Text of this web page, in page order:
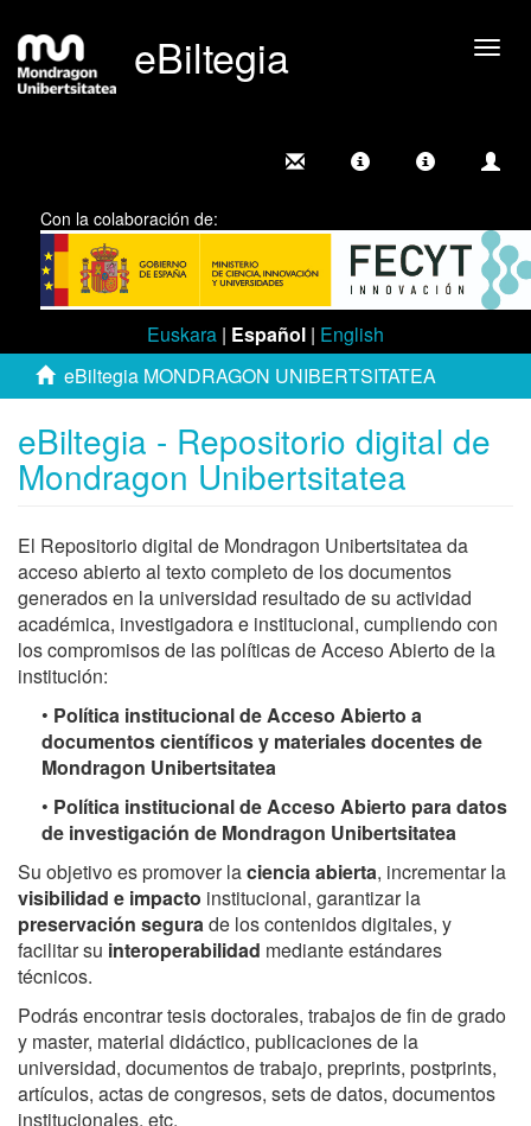
eBiltegia
Con la colaboración de:
Euskara | Español | English
eBiltegia MONDRAGON UNIBERTSITATEA
eBiltegia - Repositorio digital de
Mondragon Unibertsitatea
El Repositorio digital de Mondragon Unibertsitatea da
acceso abierto al texto completo de los documentos
generados en la universidad resultado de su actividad
académica, investigadora e institucional, cumpliendo con
los compromisos de las políticas de Acceso Abierto de la
institución:
• Política institucional de Acceso Abierto a
documentos científicos y materiales docentes de
Mondragon Unibertsitatea
• Política institucional de Acceso Abierto para datos
de investigación de Mondragon Unibertsitatea
Su objetivo es promover laciencia abierta, incrementar la
visibilidad e impacto institucional, garantizar la
preservación segurade los contenidos digitales, y
facilitar su interoperabilidad mediante estándares
técnicos.
Podrás encontrar tesis doctorales, trabajos de fin de grado
y master, material didáctico, publicaciones de la
universidad, documentos de trabajo, preprints, postprints,
artículos, actas de congresos, sets de datos, documentos
institucionales, etc.